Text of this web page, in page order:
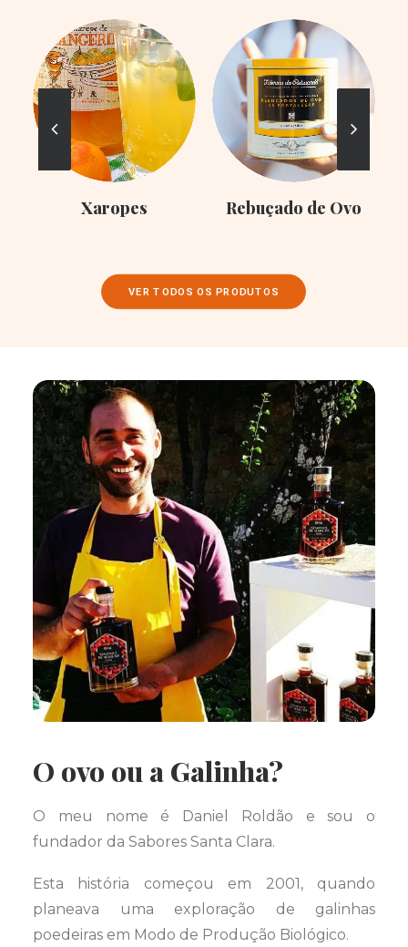
Xaropes Rebuçado de Ovo
VER TODOS OS PRODUTOS
O ovo ou a Galinha?
O meu nome é Daniel Roldão e sou o
fundador da Sabores Santa Clara.
Esta história começou em 2001, quando
planeava uma exploração de galinhas
poedeiras em Modo de Produção Biológico.